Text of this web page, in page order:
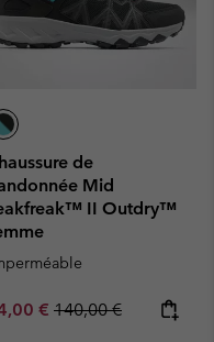
de
Mid
II Outdry™
price:
€ Regular price:
140,00 €